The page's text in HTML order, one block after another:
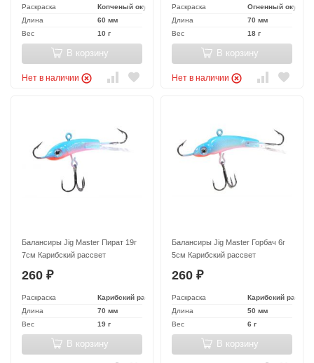
Раскраска
Копченый окунь
Длина
60 мм
Вес
10 г
В корзину
Нет в наличии
Раскраска
Огненный окунь
Длина
70 мм
Вес
18 г
В корзину
Нет в наличии
Балансиры Jig Master Пират 19г
7см Карибский рассвет
260 ₽
Раскраска
Карибский рассвет
Длина
70 мм
Вес
19 г
В корзину
Балансиры Jig Master Горбач 6г
5см Карибский рассвет
260 ₽
Раскраска
Карибский
Длина
50 мм
Вес
6 г
В корзину